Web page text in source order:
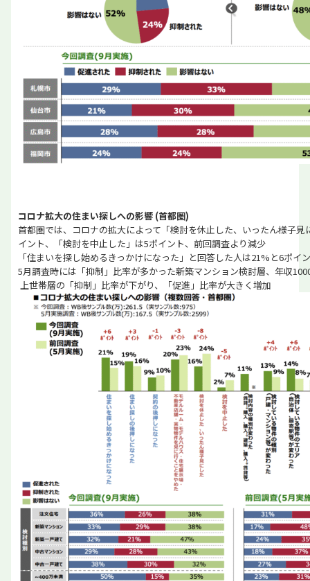
コロナ拡大の住まい探しへの影響 (首都圏)
首都圏では、コロナの拡大によって「検討を休止した、いったん様子見
イント、「検討を中止した」は5ポイント、前回調査より減少
「住まいを探し始めるきっかけになった」と回答した人は21%と6ポイ
5月調査時には「抑制」比率が多かった新築マンション検討層、年収
上世帯層の「抑制」比率が下がり、「促進」比率が大きく増加